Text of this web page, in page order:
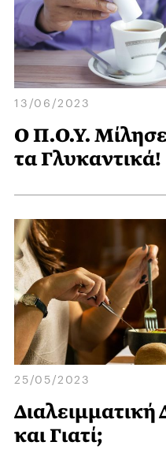
13/06/2023
Ο Π.Ο.Υ. Μίλησε
τα Γλυκαντικά!
25/05/2023
Διαλειμματική
και Γιατί;